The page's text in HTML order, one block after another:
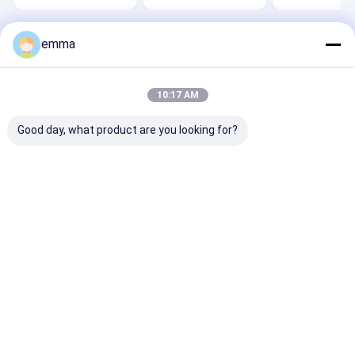
ホーム
スクラップベーラー機中国工場.Copyright © 2026 JiangSu
DaLongKai Technology Co., Ltd. All Rights Reserved.
emma
10:17 AM
Good day, what product are you looking for?